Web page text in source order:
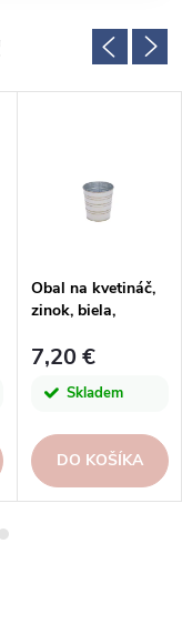
Obal na kvetináč,
zinok, biela,
7,20 €
Skladem
DO KOŠÍKA